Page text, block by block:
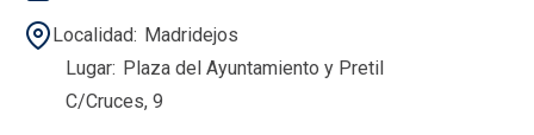
Localidad Madridejos
Lugar Plaza del Ayuntamiento y Pretil
C/Cruces, 9